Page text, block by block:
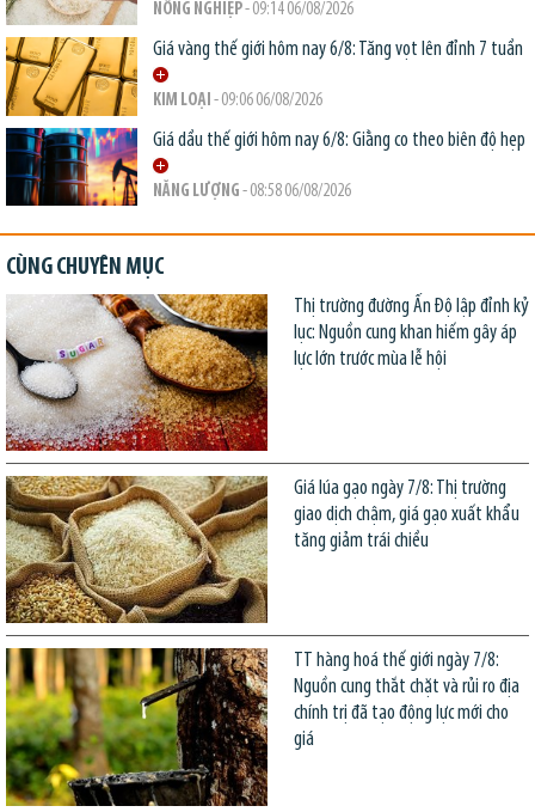
NÔNG NGHIỆP- 09:14 06/08/2026
Giá vàng thế giới hôm nay 6/8: Tăng vọt lên đỉnh 7 tuần
KIM LOẠI - 09:06 06/08/2026
Giá dầu thế giới hôm nay 6/8: Giằng co theo biên độ hẹp
NĂNG LƯỢNG - 08:58 06/08/2026
CÙNG CHUYÊN MỤC
Thị trường đường Ấn Độ lập đỉnh kỷ
lục: Nguồn cung khan hiếm gây áp
lực lớn trước mùa lễ hội
Giá lúa gạo ngày 7/8: Thị trường
giao dịch chậm, giá gạo xuất khẩu
tăng giảm trái chiều
TT hàng hoá thế giới ngày 7/8:
Nguồn cung thắt chặt và rủi ro địa
chính trị đã tạo động lực mới cho
giá